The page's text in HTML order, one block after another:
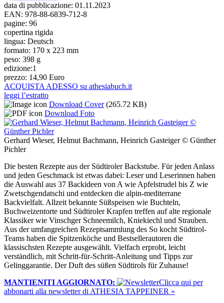
data di pubblicazione: 01.11.2023
EAN: 978-88-6839-712-8
pagine: 96
copertina rigida
lingua: Deutsch
formato: 170 x 223 mm
peso: 398 g
edizione:1
prezzo: 14,90 Euro
ACQUISTA ADESSO su athesiabuch.it
leggi l’estratto
Download Cover (265.72 KB)
Download Foto
Gerhard Wieser, Helmut Bachmann, Heinrich Gasteiger © Günther
Pichler
Die besten Rezepte aus der Südtiroler Backstube. Für jeden Anlass
und jeden Geschmack ist etwas dabei: Leser und Leserinnen haben
die Auswahl aus 37 Backideen von A wie Apfelstrudel bis Z wie
Zwetschgendatschi und entdecken die alpin-mediterrane
Backvielfalt. Allzeit bekannte Süßspeisen wie Buchteln,
Buchweizentorte und Südtiroler Krapfen treffen auf alte regionale
Klassiker wie Vinschger Schneemilch, Kniekiechl und Strauben.
Aus der umfangreichen Rezeptsammlung des So kocht Südtirol-
Teams haben die Spitzenköche und Bestsellerautoren die
klassischsten Rezepte ausgewählt. Vielfach erprobt, leicht
verständlich, mit Schritt-für-Schritt-Anleitung und Tipps zur
Gelinggarantie. Der Duft des süßen Südtirols für Zuhause!
MANTIENITI AGGIORNATO:
​Clicca qui per
abbonarti alla newsletter di ATHESIA TAPPEINER »